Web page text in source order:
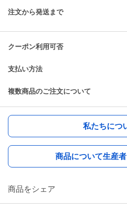
注文から発送まで
クーポン利用可否
支払い方法
複数商品のご注文について
私たちにつ
商品について生産
商品をシェア